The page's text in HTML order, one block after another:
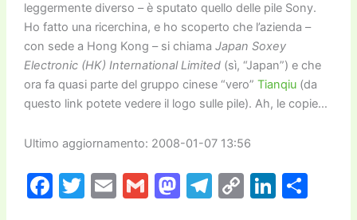
leggermente diverso – è sputato quello delle pile Sony.
Ho fatto una ricerchina, e ho scoperto che l’azienda –
con sede a Hong Kong – si chiama Japan Soxey
Electronic (HK) International Limited(sì, “Japan”) e che
ora fa quasi parte del gruppo cinese “vero” Tianqiu(da
questo link potete vedere il logo sulle pile). Ah, le copie…
Ultimo aggiornamento: 2008-01-07 13:56
F T E G M T C Li C